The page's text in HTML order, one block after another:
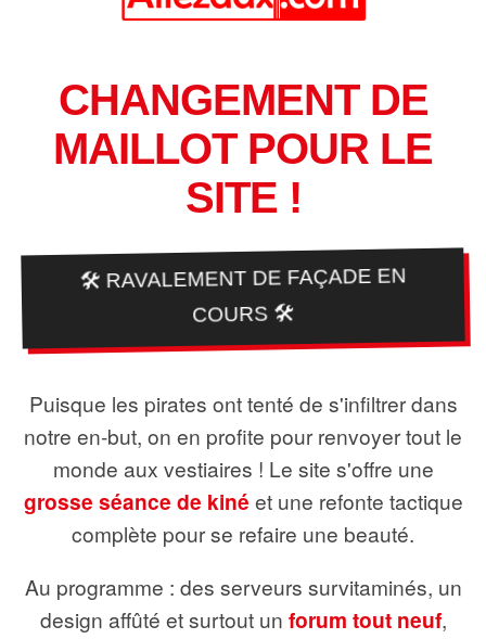
CHANGEMENT DE
MAILLOT POUR LE
SITE !
🛠️ RAVALEMENT DE FAÇADE EN
COURS 🛠️
Puisque les pirates ont tenté de s'infiltrer dans
notre en-but, on en profite pour renvoyer tout le
monde aux vestiaires ! Le site s'offre une
grosse séance de kiné et une refonte tactique
complète pour se refaire une beauté.
Au programme : des serveurs survitaminés, un
design affûté et surtout un forum tout neuf,